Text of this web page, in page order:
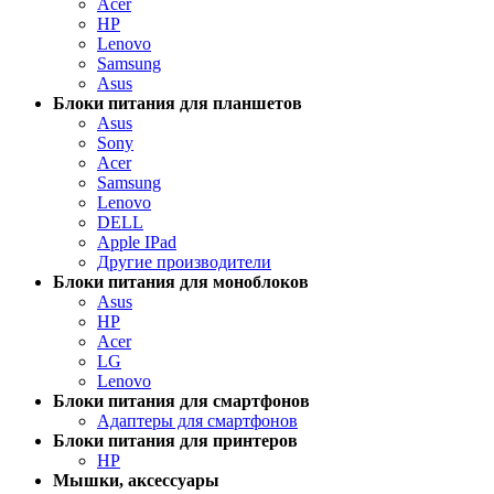
Acer
HP
Lenovo
Samsung
Asus
Блоки питания для планшетов
Asus
Sony
Acer
Samsung
Lenovo
DELL
Apple IPad
Другие производители
Блоки питания для моноблоков
Asus
HP
Acer
LG
Lenovo
Блоки питания для смартфонов
Адаптеры для смартфонов
Блоки питания для принтеров
HP
Мышки, аксессуары